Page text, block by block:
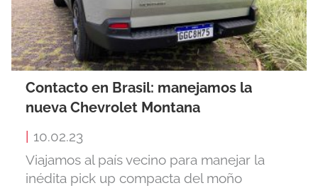
Contacto en Brasil: manejamos la
nueva Chevrolet Montana
10.02.23
Viajamos al país vecino para manejar la
inédita pick up compacta del moño